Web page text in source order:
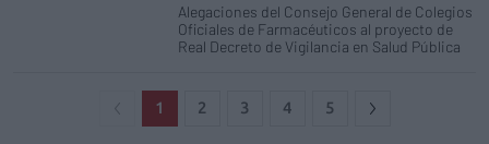
Alegaciones del Consejo General de Colegios
Oficiales de Farmacéuticos al proyecto de
Real Decreto de Vigilancia en Salud Pública
1 2 3 4 5